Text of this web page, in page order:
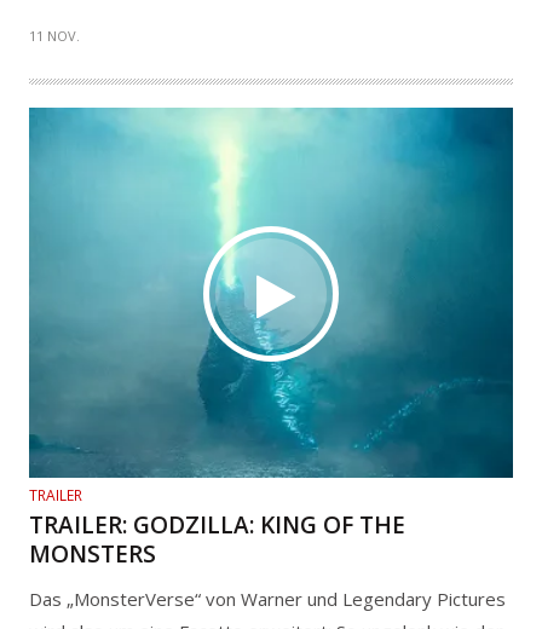
11 NOV.
TRAILER
TRAILER: GODZILLA: KING OF THE
MONSTERS
Das „MonsterVerse“ von Warner und Legendary Pictures